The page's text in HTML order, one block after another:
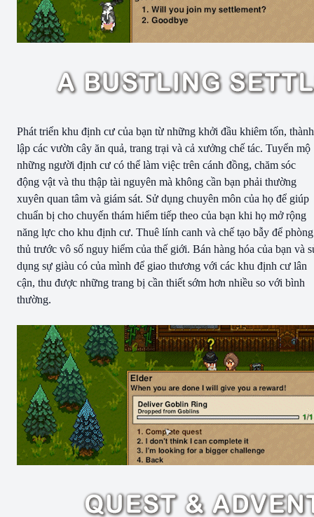
Phát triển khu định cư của bạn từ những khởi đầu khiêm tốn, thành
lập các vườn cây ăn quả, trang trại và cả xưởng chế tác. Tuyển mộ
những người định cư có thể làm việc trên cánh đồng, chăm sóc
động vật và thu thập tài nguyên mà không cần bạn phải thường
xuyên quan tâm và giám sát. Sử dụng chuyên môn của họ để giúp
chuẩn bị cho chuyến thám hiểm tiếp theo của bạn khi họ mở rộng
năng lực cho khu định cư. Thuê lính canh và chế tạo bẫy để phòng
thủ trước vô số nguy hiểm của thế giới. Bán hàng hóa của bạn và
dụng sự giàu có của mình để giao thương với các khu định cư lân
cận, thu được những trang bị cần thiết sớm hơn nhiều so với bình
thường.